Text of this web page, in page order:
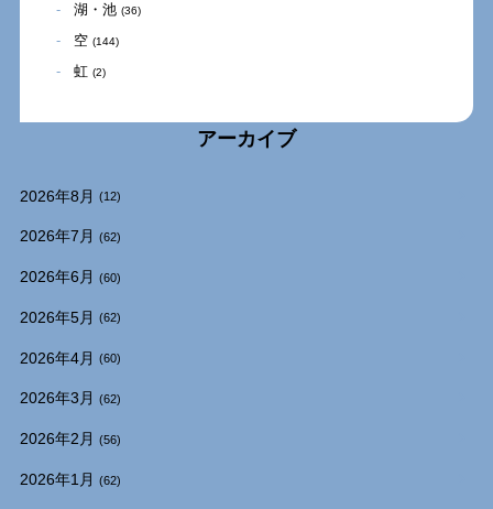
湖・池 (36)
空 (144)
虹 (2)
アーカイブ
2026年8月 (12)
2026年7月 (62)
2026年6月 (60)
2026年5月 (62)
2026年4月 (60)
2026年3月 (62)
2026年2月 (56)
2026年1月 (62)